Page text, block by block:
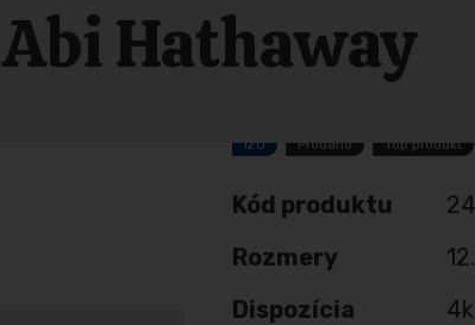
Abi Hathaway
IZO Prodáno Top produkt
Kód produktu
Rozmery
Dispozícia